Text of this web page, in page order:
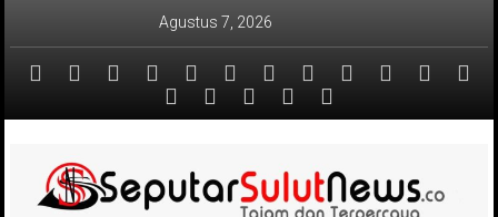
Agustus 7, 2026